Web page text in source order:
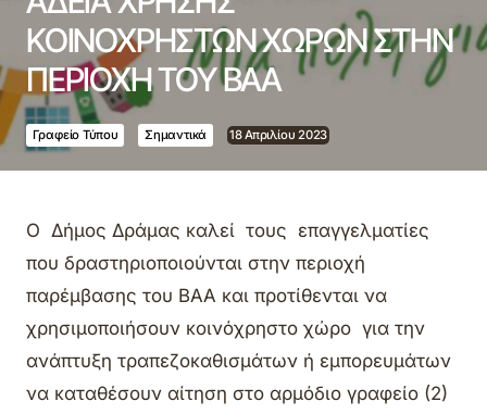
ΚΟΙΝΟΧΡΗΣΤΩΝ ΧΩΡΩΝ ΣΤΗΝ
ΠΕΡΙΟΧΗ ΤΟΥ ΒΑΑ
Γραφείο Τύπου Σημαντικά 18 Απριλίου 2023
O Δήμος Δράμας καλεί τους επαγγελματίες
που δραστηριοποιούνται στην περιοχή
παρέμβασης του ΒΑΑ και προτίθενται να
χρησιμοποιήσουν κοινόχρηστο χώρο για την
ανάπτυξη τραπεζοκαθισμάτων ή εμπορευμάτων
να καταθέσουν αίτηση στο αρμόδιο γραφείο (2)